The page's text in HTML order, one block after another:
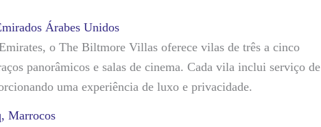
Árabes Unidos
o The Biltmore Villas oferece vilas de três a cinco
panorâmicos e salas de cinema. Cada vila inclui serviço de
uma experiência de luxo e privacidade.
Marrocos